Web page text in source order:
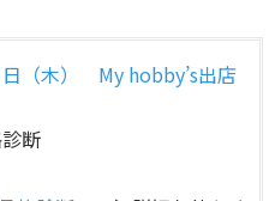
（木） My hobby’s出店
断